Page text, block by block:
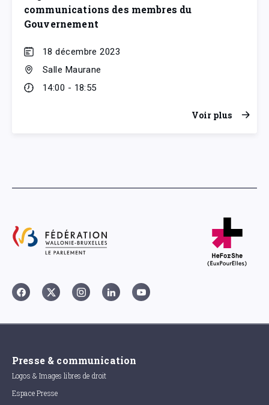
communications des membres du
Gouvernement
18 décembre 2023
Salle Maurane
14:00 - 18:55
Voir plus
Presse & communication
Logos & Images libres de droit
Espace Presse